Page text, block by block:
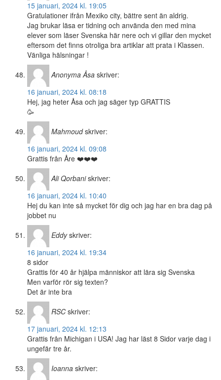
15 januari, 2024 kl. 19:05
Gratulationer ifrån Mexiko city, bättre sent än aldrig.
Jag brukar läsa er tidning och använda den med mina
elever som läser Svenska här nere och vi gillar den mycket
eftersom det finns otroliga bra artiklar att prata i Klassen.
Vänliga hälsningar !
Anonyma Åsa skriver:
16 januari, 2024 kl. 08:18
Hej, jag heter Åsa och jag säger typ GRATTIS
🥳
Mahmoud skriver:
16 januari, 2024 kl. 09:08
Grattis från Åre ❤️❤️❤️
Ali Qorbani skriver:
16 januari, 2024 kl. 10:40
Hej du kan inte så mycket för dig och jag har en bra dag på
jobbet nu
Eddy skriver:
16 januari, 2024 kl. 19:34
8 sidor
Grattis för 40 år hjälpa människor att lära sig Svenska
Men varför rör sig texten?
Det är inte bra
RSC skriver:
17 januari, 2024 kl. 12:13
Grattis från Michigan i USA! Jag har läst 8 Sidor varje dag i
ungefär tre år.
Ioanna skriver: